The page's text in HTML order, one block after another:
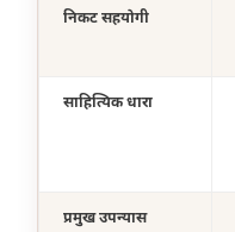
निकट सहयोगी
साहित्यिक धारा
प्रमुख उपन्यास